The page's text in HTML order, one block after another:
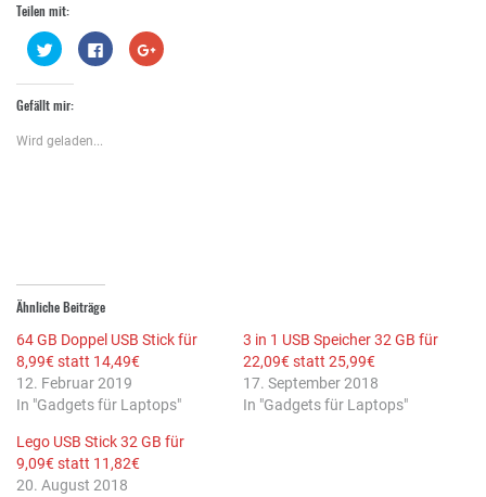
Teilen mit:
Klick,
um
Twitter
zu
teilen
in
neuem
Klick,
um
Zum
Teilen
Gefällt mir:
Wird geladen...
Ähnliche Beiträge
64 GB Doppel USB Stick für
8,99€ statt 14,49€
12. Februar 2019
In "Gadgets für Laptops"
3 in 1 USB Speicher 32 GB für
22,09€ statt 25,99€
17. September 2018
In "Gadgets für Laptops"
Lego USB Stick 32 GB für
9,09€ statt 11,82€
20. August 2018